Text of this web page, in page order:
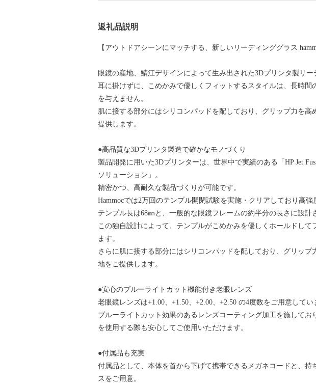
返礼品説明
【アウトドアシーンにマッチする、新しいリーディンググラス
眼鏡の産地、鯖江デザインによって生み出された3Dプリンタ製リー
耳に掛けずに、こめかみで優しくフィットするスタイルは、長時間
を与えません。
肌に接する部分にはシリコンパッドを配しており、グリップ力を高
提供します。
●高品質な3Dプリンタ製造で確かなモノづくり
製品開発に用いた3Dプリンターは、世界中で実績のある「HP Jet
ソリューション」。
精密かつ、高耐久な製品づくりが可能です。
Hammocでは2万回のテンプル開閉試験を実施・クリアしており高強
テンプル長は68㎜と、一般的な眼鏡フレームの約半分の長さに設計
この独自設計によって、テンプルがこめかみを優しくホールドして
ます。
さらに肌に接する部分にはシリコンパッドを配しており、グリップ
地をご提供します。
●安心のブルーライトカット機能付き老眼レンズ
老眼鏡レンズは+1.00、+1.50、+2.00、+2.50 の4度数をご用意してい
ブルーライトカット効果のあるレンズコーティング加工を施してお
を使用する際も安心してご使用いただけます。
●付属品も充実
付属品として、本体を首から下げて携帯できるメガネコードと、持
スをご用意。